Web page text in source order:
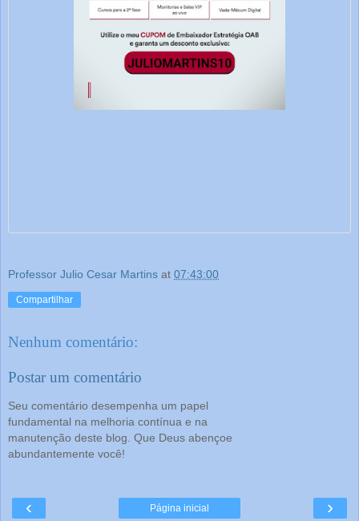
Professor Julio Cesar Martins at 07:43:00
Compartilhar
Nenhum comentário:
Postar um comentário
Seu comentário desempenha um papel
fundamental na melhoria contínua e na
manutenção deste blog. Que Deus abençoe
abundantemente você!
‹ ›
Página inicial